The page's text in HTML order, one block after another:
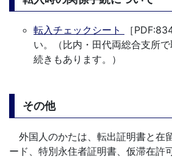
転入チェックシート
［
い。（比内・田代両総合支所
続きもあります。）
その他
外国人のかたは、転出証明書と在
ード、特別永住者証明書、仮滞在許